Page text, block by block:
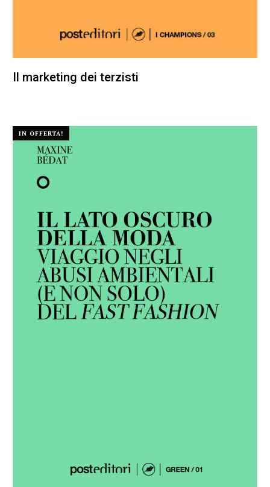
Il marketing dei terzisti
IN OFFERTA!